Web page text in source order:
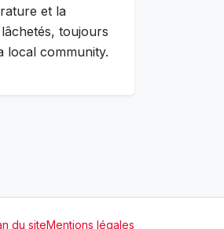
et la
toujours
local community.
du siteMentions légales